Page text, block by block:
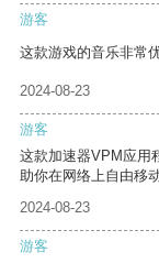
游客
这款游戏的音乐非常
2024-08-23
游客
这款加速器VPM应用
助你在网络上自由移动
2024-08-23
游客